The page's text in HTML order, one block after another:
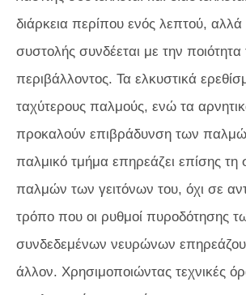
διάρκεια περίπου ενός λεπτού,
συστολής συνδέεται με την ποιότητα
περιβάλλοντος. Τα ελκυστικά
ταχύτερους παλμούς, ενώ τα
προκαλούν επιβράδυνση των
παλμικό τμήμα επηρεάζει επίσης τη
παλμών των γειτόνων του, όχι σε
τρόπο που οι ρυθμοί πυροδότησης
συνδεδεμένων νευρώνων
άλλον. Χρησιμοποιώντας τεχνικές